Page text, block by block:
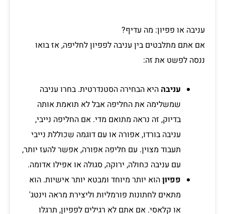
עניבה או פפיון: מה עדיף?
אם אתם מתלבטים בין עניבה לפפיון לחליפה, אז בואו
ננסה לפשט את זה:
עניבה היא הבחירה הסטנדרטית. בחרו עניבה
שמשלימה את החליפה אבל לא תואמת אותה
בדיוק, זה נראה מתואם מדי. אם החליפה נייבי,
עניבה בורדו, אפורה או עם דוגמה שכוללת נייבי
תעבוד מצוין. עם חליפה אפורה, אפשר להעז יותר,
עם עניבה כחולה, ירוקה, סגולה או אפילו אדומה.
פפיוןהוא יותר מיוחד ומבטא יותר אישיות. הוא
מתאים לחתונות פורמליות וליצירת מראה וינטג'
או קלאסי. אם אתם לא רגילים לפפיון, תרגלו